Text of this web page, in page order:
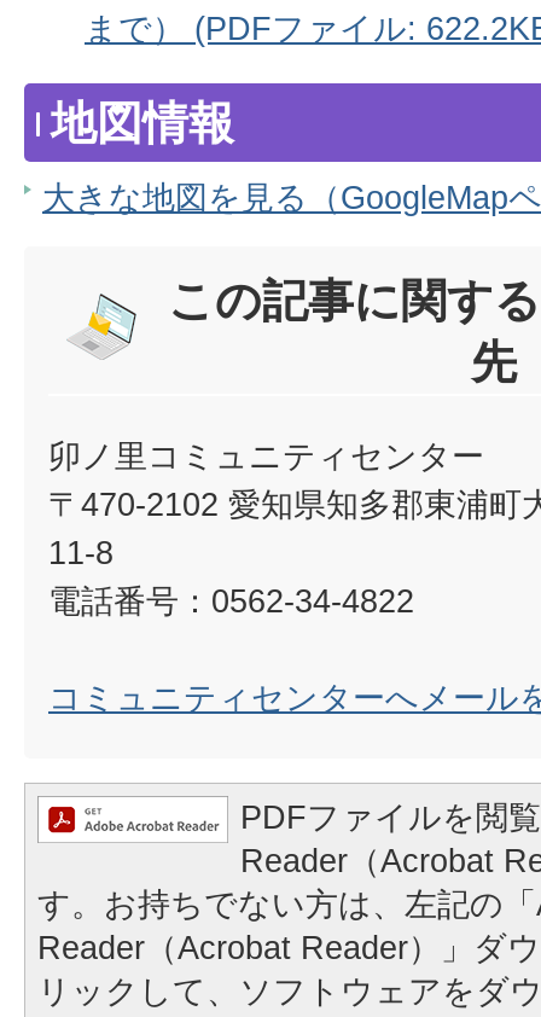
まで） (PDFファイル:
地図情報
大きな地図を見る（GoogleMap
この記事に関す
先
卯ノ里コミュニティセンター
〒470-2102 愛知県知多郡東浦町
11-8
電話番号：0562-34-4822
コミュニティセンターへメール
PDFファイルを閲
Reader（Acrobat
す。お持ちでない方は、左記の
Reader（Acrobat Reader）」ダ
リックして、ソフトウェアをダ